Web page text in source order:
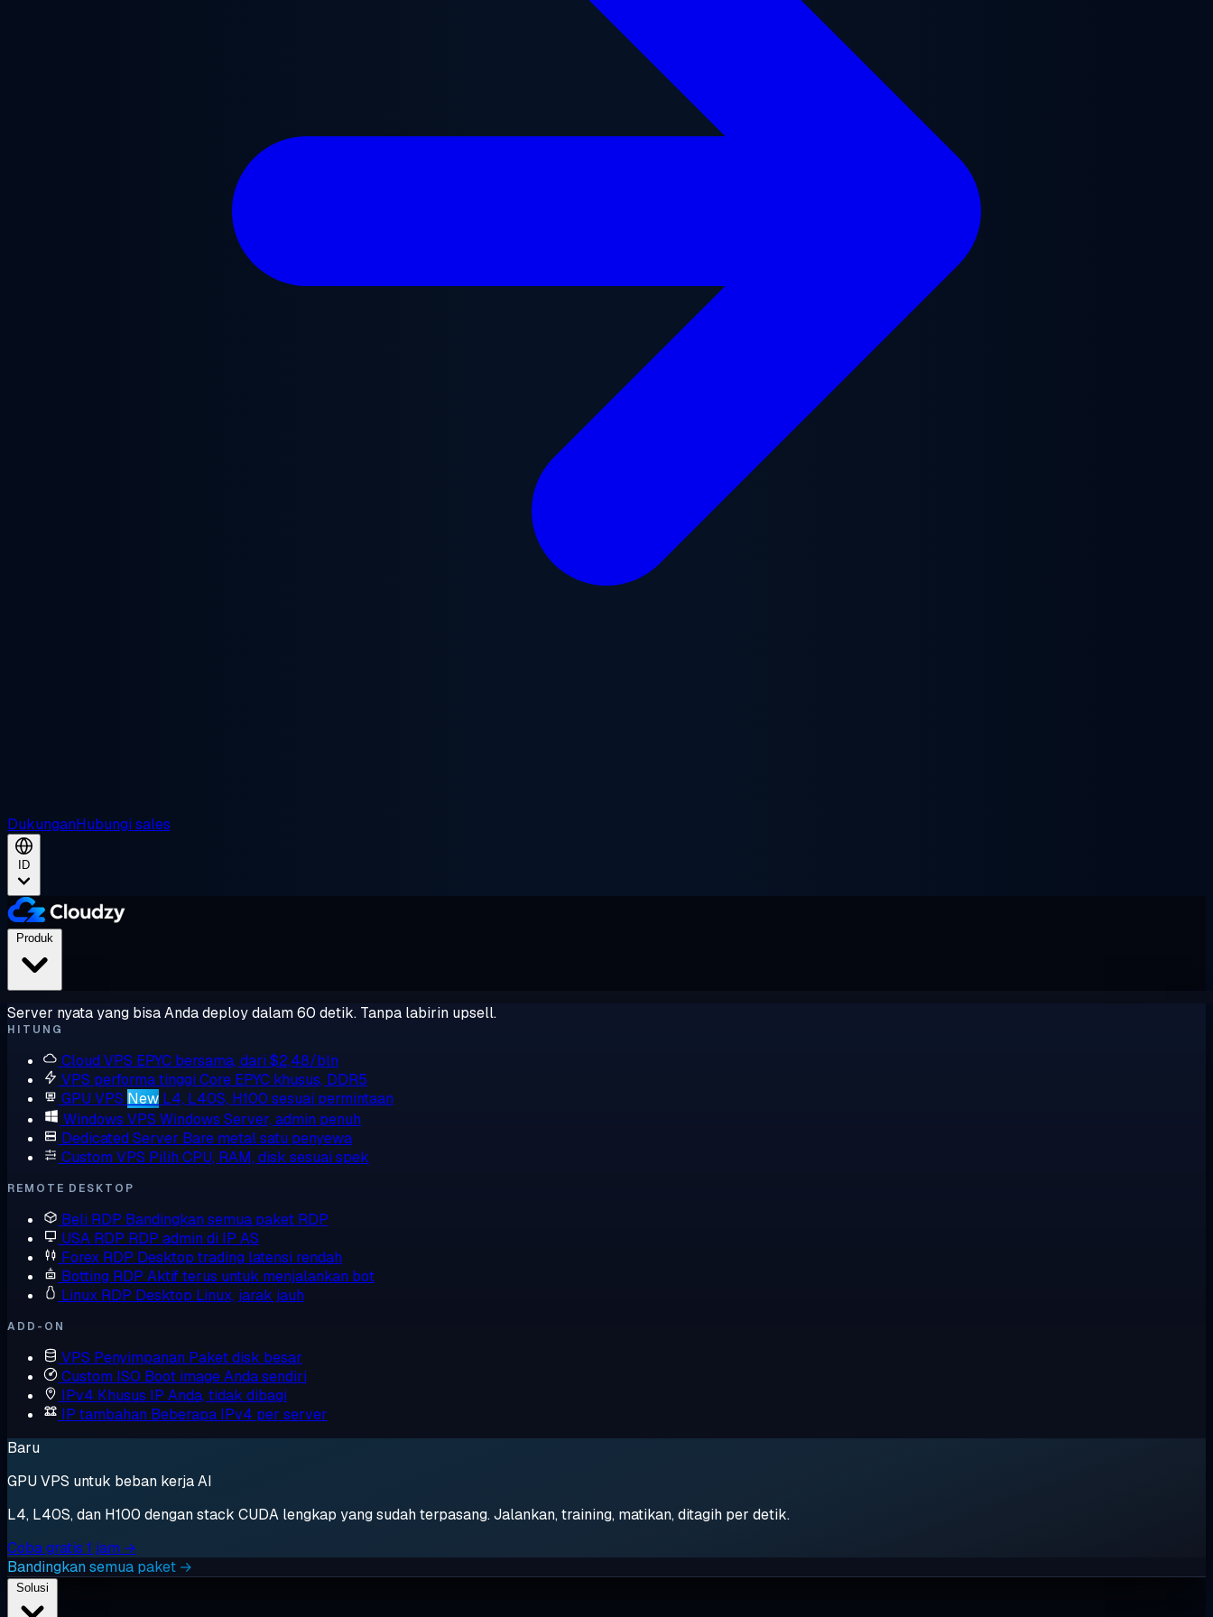
DukunganHubungi sales
ID
Server nyata yang bisa Anda deploy dalam 60 detik. Tanpa labirin upsell.
HITUNG
Cloud VPS EPYC bersama, dari $2,48/bln
VPS performa tinggi Core EPYC khusus, DDR5
GPU VPS New L4, L40S, H100 sesuai permintaan
Windows VPS Windows Server, admin penuh
Dedicated Server Bare metal satu penyewa
Custom VPS Pilih CPU, RAM, disk sesuai spek
REMOTE DESKTOP
Beli RDP Bandingkan semua paket RDP
USA RDP RDP admin di IP AS
Forex RDP Desktop trading latensi rendah
Botting RDP Aktif terus untuk menjalankan bot
Linux RDP Desktop Linux, jarak jauh
ADD-ON
VPS Penyimpanan Paket disk besar
Custom ISO Boot image Anda sendiri
IPv4 Khusus IP Anda, tidak dibagi
IP tambahan Beberapa IPv4 per server
Baru
GPU VPS untuk beban kerja AI
L4, L40S, dan H100 dengan stack CUDA lengkap yang sudah terpasang. Jalankan, training, matikan, ditagih per detik.
Coba gratis 1 jam →
Bandingkan semua paket →